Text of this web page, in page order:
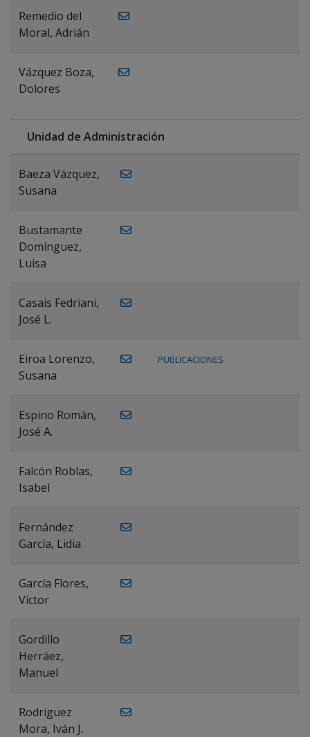
Remedio del
Moral, Adrián
Vázquez Boza,
Dolores
Unidad de Administración
Baeza Vázquez,
Susana
Bustamante
Domínguez,
Luisa
Casais Fedriani,
José L.
Eiroa Lorenzo,
Susana
PUBLICACIONES
Espino Román,
José A.
Falcón Roblas,
Isabel
Fernández
García, Lidia
García Flores,
Víctor
Gordillo
Herráez,
Manuel
Rodríguez
Mora, Iván J.